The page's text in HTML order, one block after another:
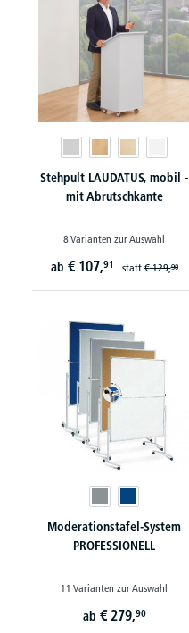
Stehpult LAUDATUS, mobil -
mit Abrutschkante
8 Varianten zur Auswahl
ab € 107,91 statt€ 129,90
Moderationstafel-System
PROFESSIONELL
11 Varianten zur Auswahl
ab € 279,90